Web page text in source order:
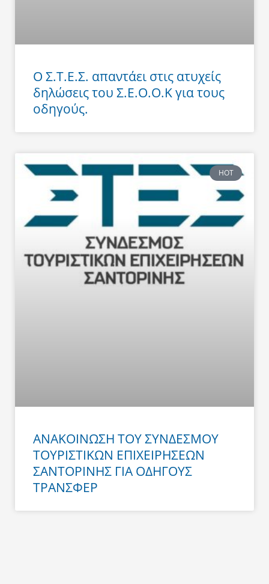
Ο Σ.Τ.Ε.Σ. απαντάει στις ατυχείς
δηλώσεις του Σ.Ε.Ο.Ο.Κ για τους
οδηγούς.
HOT
ΑΝΑΚΟΙΝΩΣΗ ΤΟΥ ΣΥΝΔΕΣΜΟΥ
ΤΟΥΡΙΣΤΙΚΩΝ ΕΠΙΧΕΙΡΗΣΕΩΝ
ΣΑΝΤΟΡΙΝΗΣ ΓΙΑ ΟΔΗΓΟΥΣ
ΤΡΑΝΣΦΕΡ